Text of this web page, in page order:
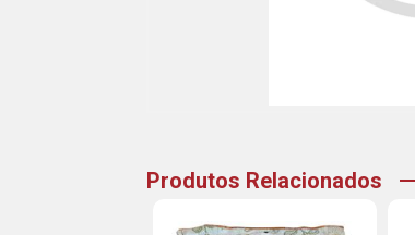
Produtos Relacionados